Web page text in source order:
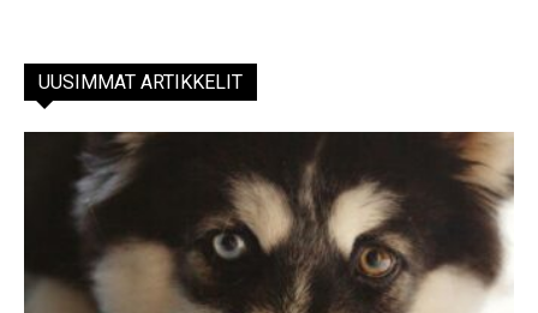
UUSIMMAT ARTIKKELIT